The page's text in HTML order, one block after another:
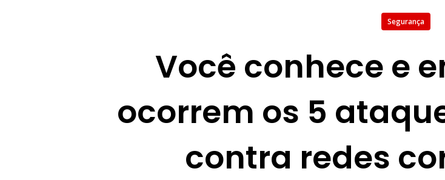
Segurança
Você conhece e
ocorrem os 5
contra redes